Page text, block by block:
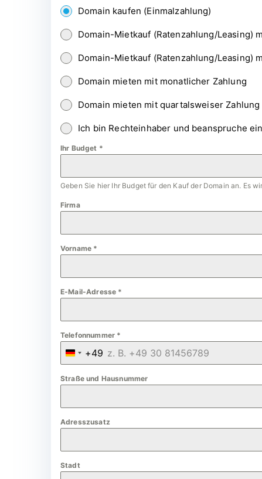
Domain kaufen (Einmalzahlung)
Domain-Mietkauf (Ratenzahlung/Leasing)
Domain-Mietkauf (Ratenzahlung/Leasing)
Domain mieten mit monatlicher Zahlung
Domain mieten mit quartalsweiser Zahlung
Ich bin Rechteinhaber und beanspruche
Ihr Budget *
Geben Sie hier Ihr Budget für den Kauf der Domain an. Es
Firma
Vorname *
E-Mail-Adresse *
Telefonnummer *
G
e
m
a
+
+49
Straße und Hausnummer
Adresszusatz
Stadt